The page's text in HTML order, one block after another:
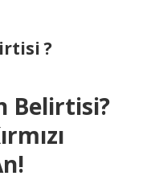
?
Belirtisi?